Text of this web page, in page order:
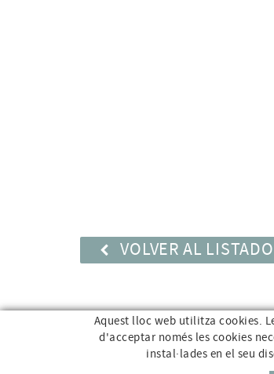
VOLVER AL LISTADO
Av. Sant Jordi, 168 · 17800 Olot
Aquest lloc web utilitza cookies.
d'acceptar només les cookies
instal·lades en el seu